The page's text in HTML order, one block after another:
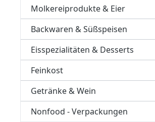
Molkereiprodukte & Eier
Backwaren & Süßspeisen
Eisspezialitäten & Desserts
Feinkost
Getränke & Wein
Nonfood - Verpackungen